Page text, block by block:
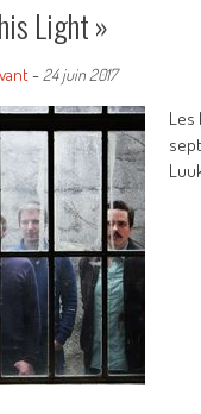
Light »
- 24 juin 2017
Les